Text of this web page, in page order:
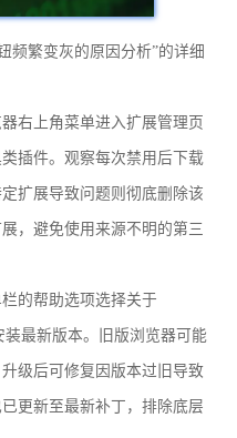
频繁变灰的原因分析”的详细
右上角菜单进入扩展管理页
插件。观察每次禁用后下载
扩展导致问题则彻底删除该
，避免使用来源不明的第三
的帮助选项选择关于
装最新版本。旧版浏览器可能
级后可修复因版本过旧导致
更新至最新补丁，排除底层